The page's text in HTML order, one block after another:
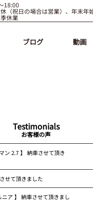
18:00
（祝日の場合は営業）、年末年
休業
ブログ 動画
Testimonials
お客様の声
ン 2.7 】 納車させて頂き
せて頂きました
ニア 】 納車させて頂きまし